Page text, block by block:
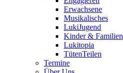
Erwachsene
Musikalisches
LukiJugend
Kinder & Familien
Lukitopia
TütenTeilen
Termine